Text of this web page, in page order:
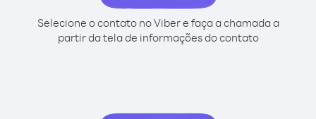
Selecione o contato no Viber e faça a chamada a
partir da tela de informações do contato